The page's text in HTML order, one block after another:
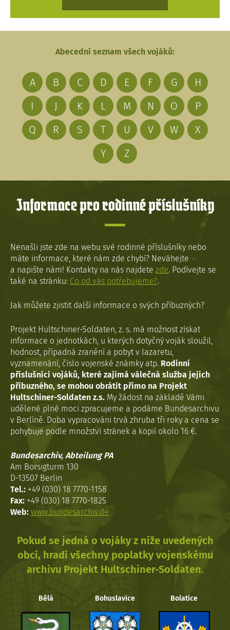
Abecední seznam všech vojáků:
A B C D E F G
H
I
J K L M N O
P
Q
R S T U V W
X
Y
Z
Informace pro rodinné příslušníky
Nenašli jste zde na webu své rodinné příslušníky nebo
máte informace, které nám zde chybí? Neváhejte
a napište nám! Kontakty na nás najdete zde. Podívejte se
také na stránku: Co od vás potřebujeme?.
Jak můžete zjistit další informace o svých příbuzných?
Projekt Hultschiner-Soldaten, z. s. má možnost získat
informace o jednotkách, u kterých dotyčný voják sloužil,
hodnost, případná zranění a pobyt v lazaretu,
vyznamenání, číslo vojenské známky atp. Rodinní
příslušníci vojáků, které zajímá válečná služba jejich
příbuzného, se mohou obrátit přímo na Projekt
Hultschiner-Soldaten z.s. My žádost na základě Vámi
udělené plné moci zpracujeme a podáme Bundesarchivu
v Berlíně. Doba vypracováni trvá zhruba tři roky a cena se
pohybuje podle množství stránek a kopií okolo 16 €.
Bundesarchiv, Abteilung PA
Am Borsigturm 130
D-13507 Berlin
Tel.: +49 (030) 18 7770-1158
Fax: +49 (030) 18 7770-1825
Web: www.bundesarchiv.de
Pokud se jedná o vojáky z níže uvedených
obcí, hradí všechny poplatky vojenskému
archivu Projekt Hultschiner-Soldaten.
Bělá Bohuslavice Bolatice